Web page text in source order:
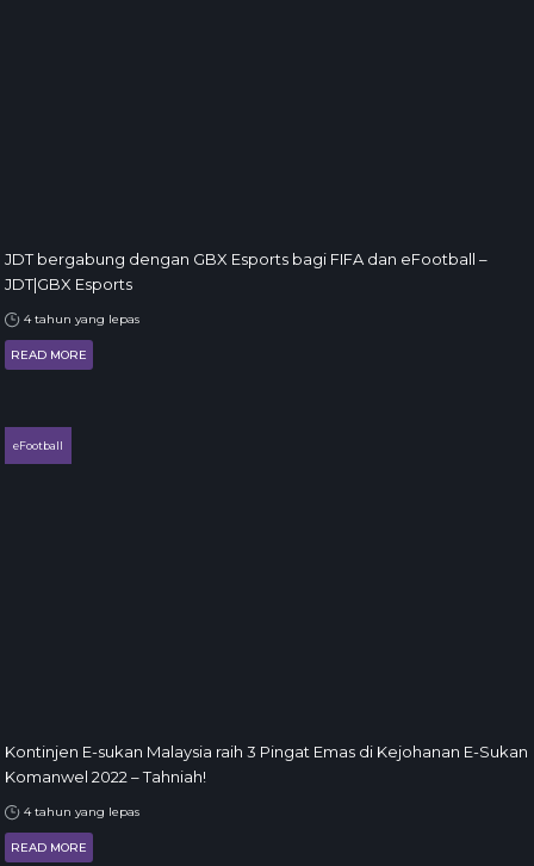
JDT bergabung dengan GBX Esports bagi FIFA dan eFootball –
JDT|GBX Esports
4 tahun yang lepas
READ MORE
eFootball
Kontinjen E-sukan Malaysia raih 3 Pingat Emas di Kejohanan E-Sukan
Komanwel 2022 – Tahniah!
4 tahun yang lepas
READ MORE